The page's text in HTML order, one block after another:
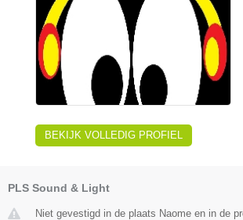
BEKIJK VOLLEDIG PROFIEL
PLS Sound & Light
Niet gevestigd in de plaats Naome en in de